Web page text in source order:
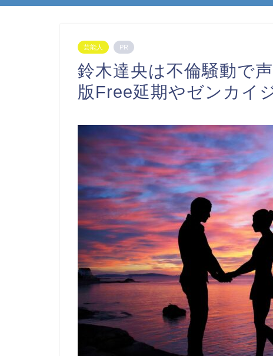
芸能人 PR
鈴木達央は不倫騒動で
版Free延期やゼンカイ